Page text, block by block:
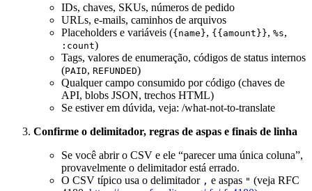
IDs, chaves, SKUs, números de pedido
URLs, e-mails, caminhos de arquivos
Placeholders e variáveis ({name}, {{amount}}, %s,
:count)
Tags, valores de enumeração, códigos de status internos
(PAID, REFUNDED)
Qualquer campo consumido por código (chaves de
API, blobs JSON, trechos HTML)
Se estiver em dúvida, veja: /what-not-to-translate
Confirme o delimitador, regras de aspas e finais de linha
Se você abrir o CSV e ele “parecer uma única coluna”,
provavelmente o delimitador está errado.
O CSV típico usa o delimitador , e aspas " (veja RFC